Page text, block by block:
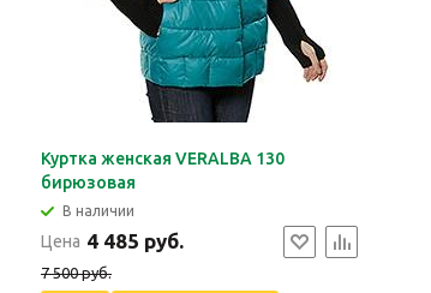
Куртка женская VERALBA 130
бирюзовая
В наличии
Цена 4 485 руб.
7 500 руб.